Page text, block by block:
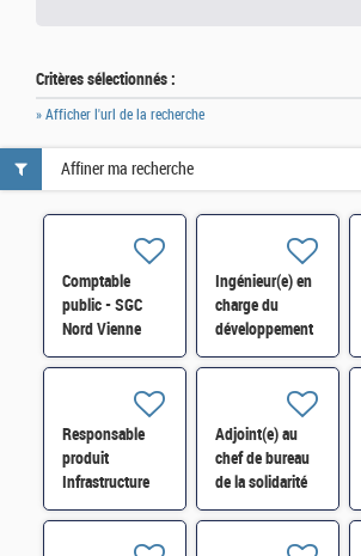
Critères sélectionnés :
» Afficher l'url de la recherche
Comptable
public - SGC
Nord Vienne
Châtellerault et
Ingénieur(e) en
charge du
développement
et de
SOFIA H/F
Responsable
produit
Infrastructure
Linux et
Adjoint(e) au
chef de bureau
de la solidarité
et de l'insertion
Affiner ma recherche